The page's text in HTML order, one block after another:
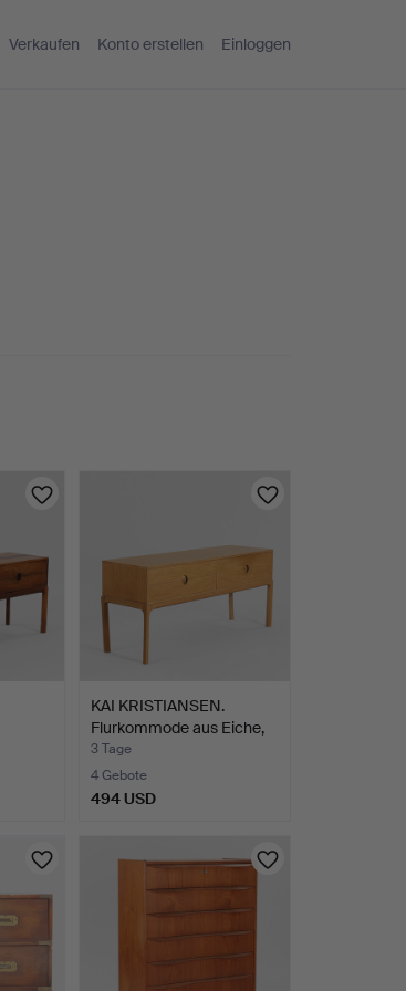
Verkaufen Konto erstellen Einloggen
KAI KRISTIANSEN.
Flurkommode aus Eiche,
Fr…
3 Tage
4 Gebote
494 USD